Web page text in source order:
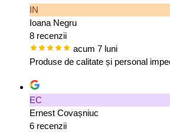
IN
Ioana Negru
8 recenzii
acum 7 luni
Produse de calitate și personal
EC
Ernest Covașniuc
6 recenzii